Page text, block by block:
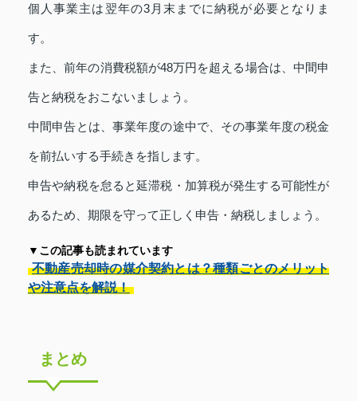
個人事業主は翌年の3月末までに納税が必要となりま
す。
また、前年の消費税額が48万円を超える場合は、中間申
告と納税をおこないましょう。
中間申告とは、事業年度の途中で、その事業年度の税金
を前払いする手続きを指します。
申告や納税を怠ると延滞税・加算税が発生する可能性が
あるため、期限を守って正しく申告・納税しましょう。
▼この記事も読まれています
不動産売却時の媒介契約とは？種類ごとのメリット
や注意点を解説！
まとめ